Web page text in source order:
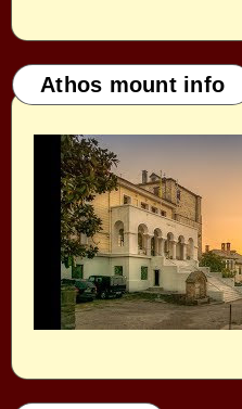
Athos mount info